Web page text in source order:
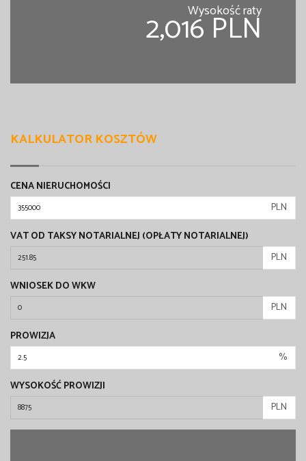
Wysokość raty
2,016 PLN
KALKULATOR KOSZTÓW
CENA NIERUCHOMOŚCI
PLN
VAT OD TAKSY NOTARIALNEJ (OPŁATY NOTARIALNEJ)
PLN
WNIOSEK DO WKW
PLN
PROWIZJA
%
WYSOKOŚĆ PROWIZJI
PLN